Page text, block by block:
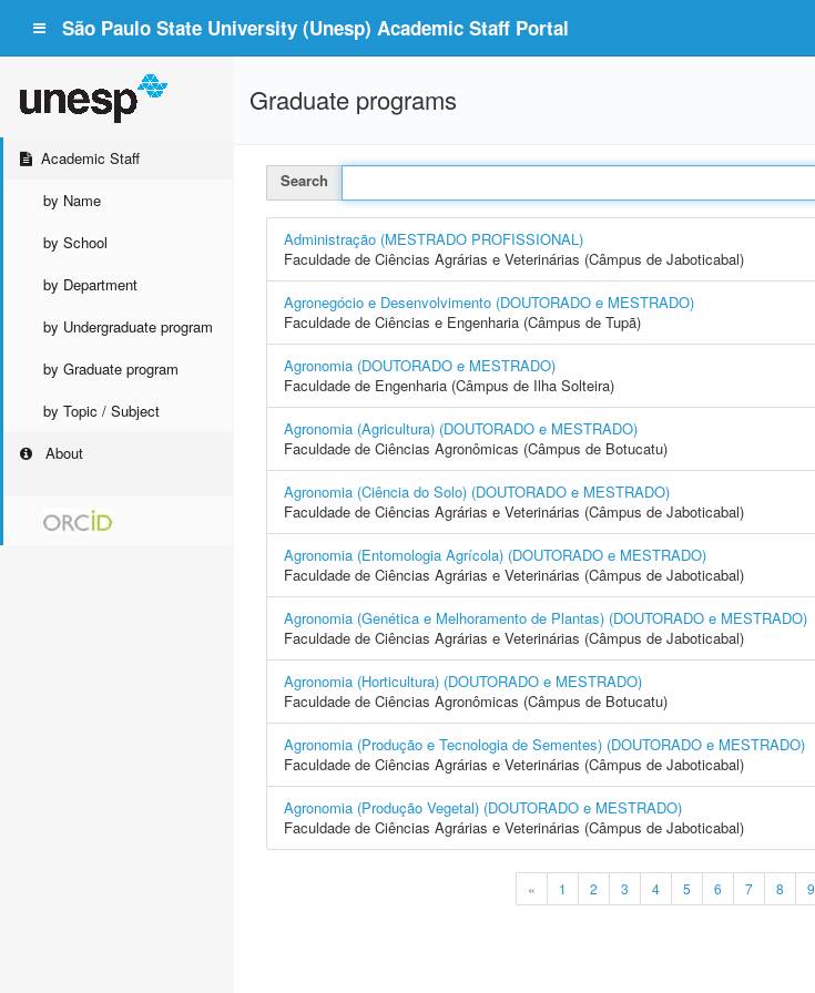
São Paulo State University (Unesp) Academic Staff Portal
Academic Staff
by Name
by School
by Department
by Undergraduate program
by Graduate program
by Topic / Subject
About
Graduate programs
Search
Administração (MESTRADO PROFISSIONAL)
Faculdade de Ciências Agrárias e Veterinárias (Câmpus de Jaboticabal)
Agronegócio e Desenvolvimento (DOUTORADO e MESTRADO)
Faculdade de Ciências e Engenharia (Câmpus de Tupã)
Agronomia (DOUTORADO e MESTRADO)
Faculdade de Engenharia (Câmpus de Ilha Solteira)
Agronomia (Agricultura) (DOUTORADO e MESTRADO)
Faculdade de Ciências Agronômicas (Câmpus de Botucatu)
Agronomia (Ciência do Solo) (DOUTORADO e MESTRADO)
Faculdade de Ciências Agrárias e Veterinárias (Câmpus de Jaboticabal)
Agronomia (Entomologia Agrícola) (DOUTORADO e MESTRADO)
Faculdade de Ciências Agrárias e Veterinárias (Câmpus de Jaboticabal)
Agronomia (Genética e Melhoramento de Plantas) (DOUTORADO e MESTRADO)
Faculdade de Ciências Agrárias e Veterinárias (Câmpus de Jaboticabal)
Agronomia (Horticultura) (DOUTORADO e MESTRADO)
Faculdade de Ciências Agronômicas (Câmpus de Botucatu)
Agronomia (Produção e Tecnologia de Sementes) (DOUTORADO e MESTRADO)
Faculdade de Ciências Agrárias e Veterinárias (Câmpus de Jaboticabal)
Agronomia (Produção Vegetal) (DOUTORADO e MESTRADO)
Faculdade de Ciências Agrárias e Veterinárias (Câmpus de Jaboticabal)
« 1 2 3 4 5 6 7 8 9